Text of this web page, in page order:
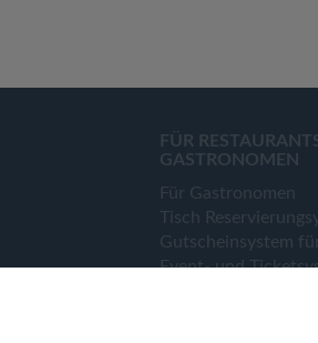
FÜR
GASTRONOMEN
Für Gastronomen
Tisch
Gutscheinsystem
Event- und